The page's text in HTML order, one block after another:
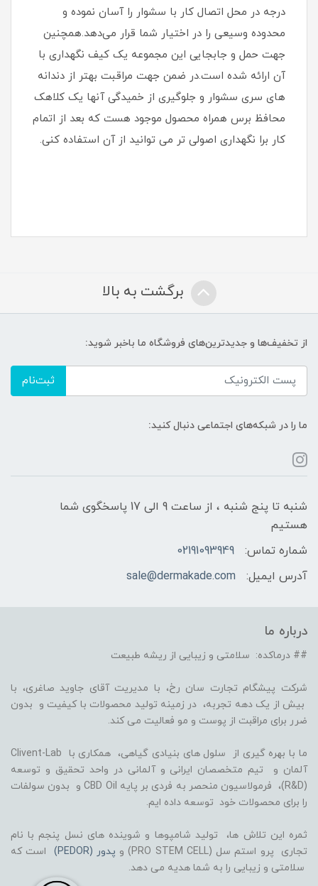
درجه در محل اتصال کار با سشوار را آسان نموده و
محدوده وسیعی را در اختیار شما قرار می‌دهد.همچنین
جهت حمل و جابجایی این مجموعه یک کیف نگهداری با
آن ارائه شده است.در ضمن جهت مراقبت بهتر از دندانه
های سری سشوار و جلوگیری از خمیدگی آنها یک کلاهک
محافظ برس همراه محصول موجود هست که بعد از اتمام
کار برا نگهداری اصولی تر می توانید از آن استفاده کنی.
برگشت به بالا
از تخفیف‌ها و جدیدترین‌های فروشگاه ما باخبر شوید:
ثبت‌نام
ما را در شبکه‌های اجتماعی دنبال کنید:
شنبه تا پنج شنبه ، از ساعت 9 الی 17 پاسخگوی شما
هستیم
شماره تماس:
02191093949
آدرس ایمیل:
sale@dermakade.com
درباره ما
## درماکده: سلامتی و زیبایی از ریشه طبیعت
شرکت پیشگام تجارت سان رخ، با مدیریت آقای جاوید صاغری، با
بیش از یک دهه تجربه، در زمینه تولید محصولات با کیفیت و بدون
ضرر برای مراقبت از پوست و مو فعالیت می کند.
ما با بهره گیری از سلول های بنیادی گیاهی، همکاری با Clivent-Lab
آلمان و تیم متخصصان ایرانی و آلمانی در واحد تحقیق و توسعه
(R&D)، فرمولاسیون منحصر به فردی بر پایه CBD Oil و بدون سولفات
را برای محصولات خود توسعه داده ایم.
ثمره این تلاش ها، تولید شامپوها و شوینده های نسل پنجم با نام
تجاری پرو استم سل (PRO STEM CELL) و
پدور (PEDOR)
است که
سلامتی و زیبایی را به شما هدیه می دهد.